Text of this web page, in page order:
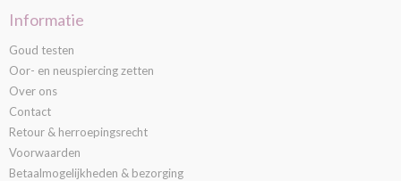
Informatie
Goud testen
Oor- en neuspiercing zetten
Over ons
Contact
Retour & herroepingsrecht
Voorwaarden
Betaalmogelijkheden & bezorging